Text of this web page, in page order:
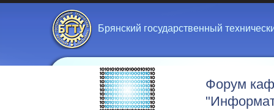
Брянский государственный
Форум